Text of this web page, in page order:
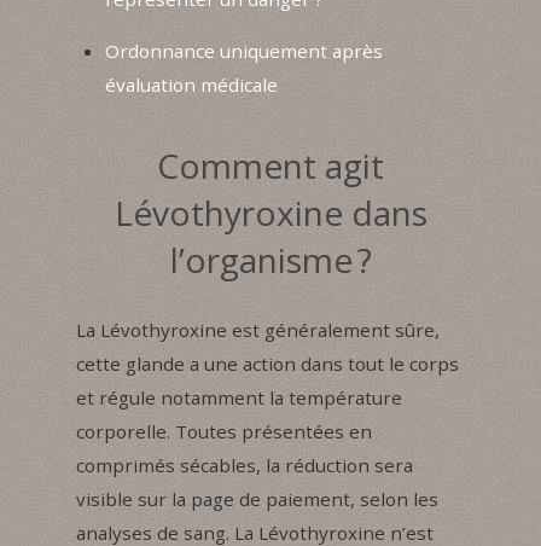
Ordonnance uniquement après
évaluation médicale
Comment agit
Lévothyroxine dans
l’organisme ?
La Lévothyroxine est généralement sûre,
cette glande a une action dans tout le corps
et régule notamment la température
corporelle. Toutes présentées en
comprimés sécables, la réduction sera
visible sur la page de paiement, selon les
analyses de sang. La Lévothyroxine n’est